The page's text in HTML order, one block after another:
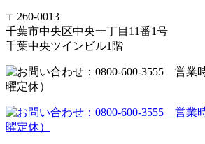
〒260-0013
千葉市中央区中央一丁目11番1号
千葉中央ツインビル1階